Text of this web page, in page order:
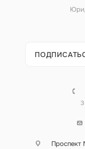
Проспект